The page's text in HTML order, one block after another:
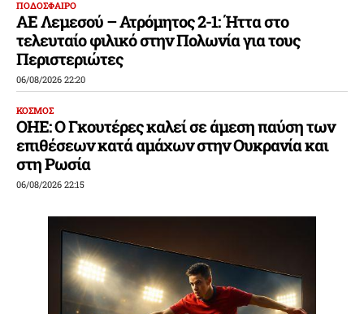
ΠΟΔΟΣΦΑΙΡΟ
ΑΕ Λεμεσού – Ατρόμητος 2-1: Ήττα στο
τελευταίο φιλικό στην Πολωνία για τους
Περιστεριώτες
06/08/2026 22:20
ΚΟΣΜΟΣ
ΟΗΕ: Ο Γκουτέρες καλεί σε άμεση παύση των
επιθέσεων κατά αμάχων στην Ουκρανία και
στη Ρωσία
06/08/2026 22:15